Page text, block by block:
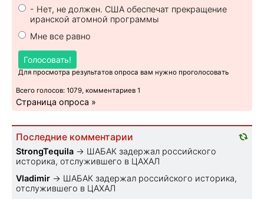
- Нет, не должен. США обеспечат прекращение
иранской атомной программы
Мне все равно
Голосовать!
Для просмотра результатов опроса вам нужно проголосовать
Всего голосов: 1079, комментариев 1
Страница опроса »
Последние комментарии
StrongTequila → ШАБАК задержал российского
историка, отслужившего в ЦАХАЛ
Vladimir → ШАБАК задержал российского историка,
отслужившего в ЦАХАЛ